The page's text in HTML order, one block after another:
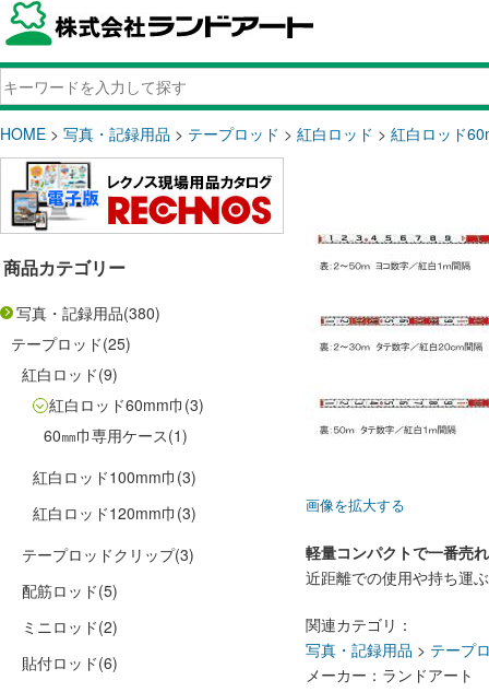
HOME > 写真・記録用品 > テープロッド > 紅白ロッド > 紅白ロッド
商品カテゴリー
写真・記録用品(380)
テープロッド(25)
紅白ロッド(9)
紅白ロッド60mm巾 (3)
60㎜巾専用ケース(1)
紅白ロッド100mm巾 (3)
紅白ロッド120mm巾 (3)
テープロッドクリップ(3)
配筋ロッド(5)
ミニロッド(2)
貼付ロッド(6)
画像を拡大する
軽量コンパクトで一番売
近距離での使用や持ち運
関連カテゴリ：
写真・記録用品 > テープ
メーカー：ランドアート